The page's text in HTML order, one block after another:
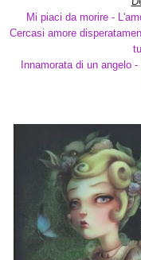
Mi piaci da morire -
Cercasi amore
Innamorata di un angelo